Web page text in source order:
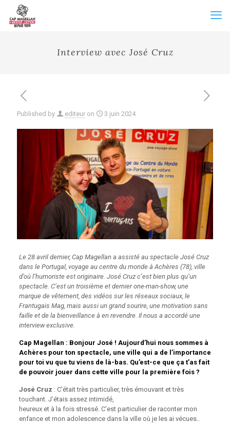
Interview avec José Cruz
Published by editeur on 3 juin 2024
Le 28 avril dernier, Cap Magellan a assisté au spectacle José Cruz
dans le Portugal, voyage au centre du monde à Achères (78), ville
d’où l’humoriste est originaire. José Cruz c’est bien plus qu’un
spectacle. C’est un troisième et dernier one-man-show, une
marque de vêtement, des vidéos sur les réseaux sociaux, le
Frantugais Mag, mais aussi un grand sourire, une motivation sans
faille et de la bienveillance à en revendre. Il nous a accordé une
interview exclusive.
Cap Magellan : Bonjour José ! Aujourd’hui nous sommes à
Achères pour ton spectacle, une ville qui a de l’importance
pour toi vu que tu viens de là-bas. Qu’est-ce que ça t’as fait
de pouvoir jouer dans cette ville pour la première fois ?
José Cruz : C’était très particulier, très émouvant et très
touchant. J’étais assez intimidé,
heureux et à la fois stressé. C’est particulier de raconter mon
enfance et mon adolescence dans la ville où je les ai vécues..